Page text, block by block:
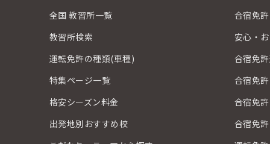
全国 教習所一覧
教習所検索
運転免許の種類(車種)
特集ページ一覧
格安シーズン料金
出発地別おすすめ校
合宿免
安心・
合宿免
合宿免
合宿免
合宿免